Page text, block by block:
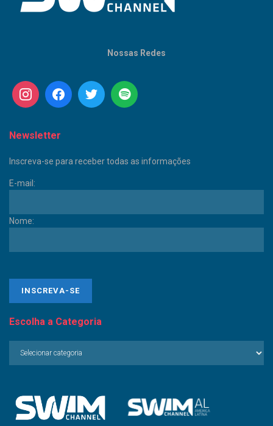
Nossas Redes
Newsletter
Inscreva-se para receber todas as informações
E-mail:
Nome:
Escolha a Categoria